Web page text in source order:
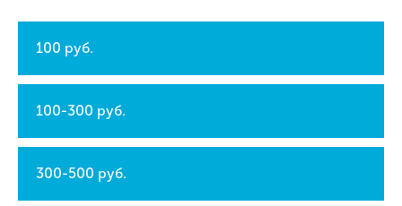
100 руб.
100-300 руб.
300-500 руб.